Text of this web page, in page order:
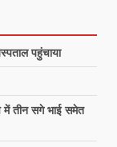
पहुंचाया
तीन सगे भाई समेत